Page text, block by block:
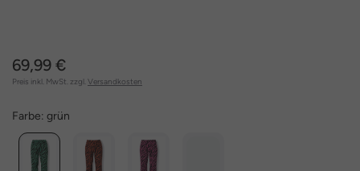
69,99 €
Preis inkl. MwSt. zzgl. Versandkosten
Farbe: grün